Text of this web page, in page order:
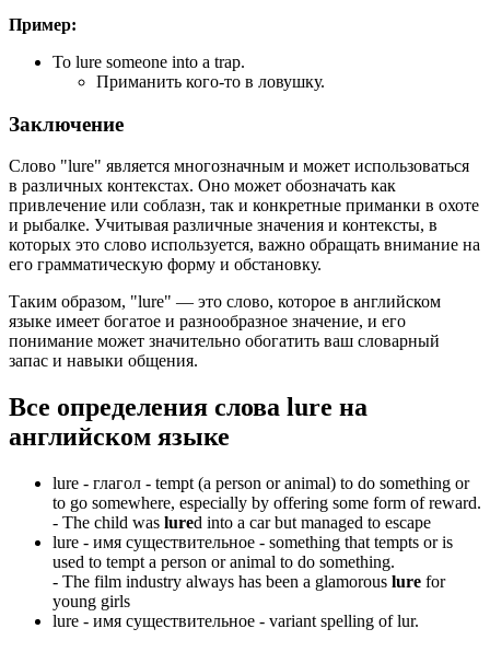
Пример:
To lure someone into a trap.
Приманить кого-то в ловушку.
Заключение
Слово "lure" является многозначным и может использоваться
в различных контекстах. Оно может обозначать как
привлечение или соблазн, так и конкретные приманки в охоте
и рыбалке. Учитывая различные значения и контексты, в
которых это слово используется, важно обращать внимание на
его грамматическую форму и обстановку.
Таким образом, "lure" — это слово, которое в английском
языке имеет богатое и разнообразное значение, и его
понимание может значительно обогатить ваш словарный
запас и навыки общения.
Все определения слова lure на
английском языке
lure - глагол - tempt (a person or animal) to do something or
to go somewhere, especially by offering some form of reward.
- The child was lured into a car but managed to escape
lure - имя существительное - something that tempts or is
used to tempt a person or animal to do something.
- The film industry always has been a glamorous lure for
young girls
lure - имя существительное - variant spelling of lur.